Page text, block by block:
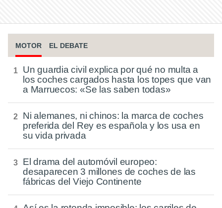
MOTOR EL DEBATE
Un guardia civil explica por qué no multa a
los coches cargados hasta los topes que van
a Marruecos: «Se las saben todas»
Ni alemanes, ni chinos: la marca de coches
preferida del Rey es española y los usa en
su vida privada
El drama del automóvil europeo:
desaparecen 3 millones de coches de las
fábricas del Viejo Continente